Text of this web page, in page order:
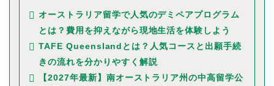
オーストラリア留学で人気のデミペアプログラム
とは？費用を抑えながら現地生活を体験しよう
TAFE Queenslandとは？人気コースと出願手続
きの流れを分かりやすく解説
【2027年最新】南オーストラリア州の中高留学公